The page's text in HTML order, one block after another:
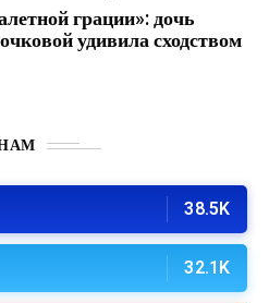
грации»: дочь
удивила сходством
38.5K
32.1K